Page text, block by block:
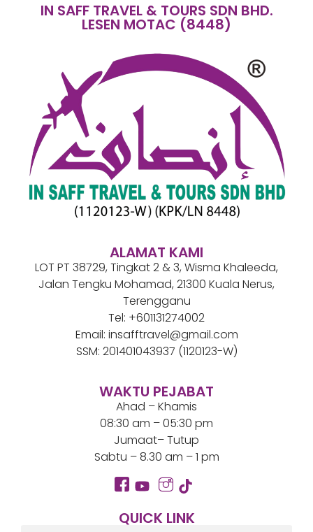
IN SAFF TRAVEL & TOURS SDN BHD.
LESEN MOTAC (8448)
ALAMAT KAMI
LOT PT 38729, Tingkat 2 & 3, Wisma Khaleeda,
Jalan Tengku Mohamad, 21300 Kuala Nerus,
Terengganu
Tel: +601131274002
Email: insafftravel@gmail.com
SSM: 201401043937 (1120123-W)
WAKTU PEJABAT
Ahad – Khamis
08:30 am – 05:30 pm
Jumaat– Tutup
Sabtu – 8.30 am – 1 pm
QUICK LINK